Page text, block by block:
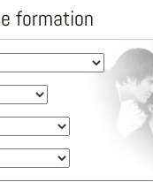
formation